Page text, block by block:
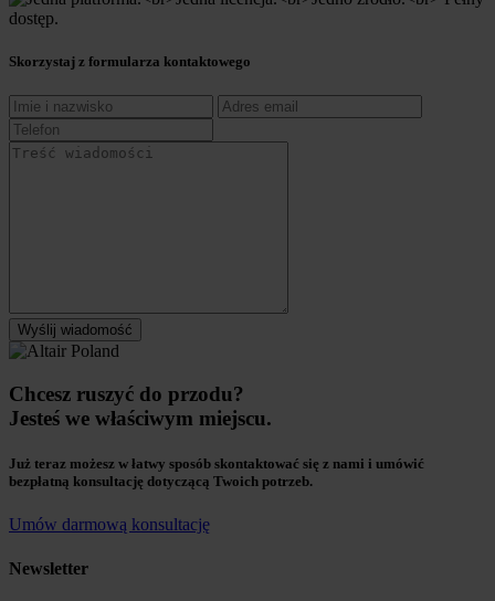
Skorzystaj z formularza kontaktowego
Chcesz ruszyć do przodu?
Jesteś we właściwym miejscu.
Już teraz możesz w łatwy sposób skontaktować się z nami i umówić
bezpłatną konsultację dotyczącą Twoich potrzeb.
Umów darmową konsultację
Newsletter